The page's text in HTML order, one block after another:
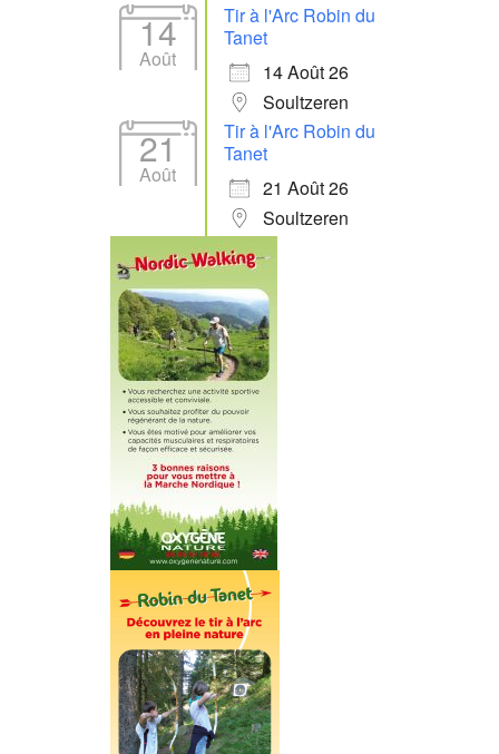
14
Août
Tir à l'Arc Robin du
Tanet
14 Août 26
Soultzeren
21
Août
Tir à l'Arc Robin du
Tanet
21 Août 26
Soultzeren